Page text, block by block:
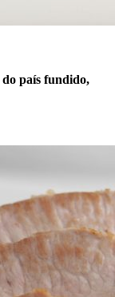
do país fundido,